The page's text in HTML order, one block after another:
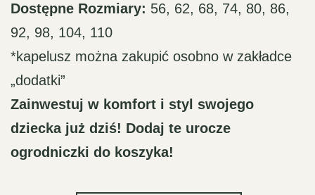
Dostępne Rozmiary: 56, 62, 68, 74, 80, 86,
92, 98, 104, 110
*kapelusz można zakupić osobno w zakładce
„dodatki”
Zainwestuj w komfort i styl swojego
dziecka już dziś! Dodaj te urocze
ogrodniczki do koszyka!